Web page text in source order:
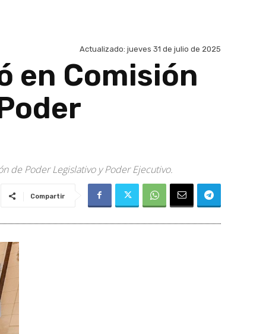
Actualizado: jueves 31 de julio de 2025
en Comisión
de Poder Legislativo y Poder Ejecutivo.
Compartir